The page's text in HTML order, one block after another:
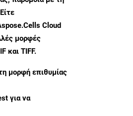
Cloud
μορφές
και TIFF.
μορφή επιθυμίας
για να